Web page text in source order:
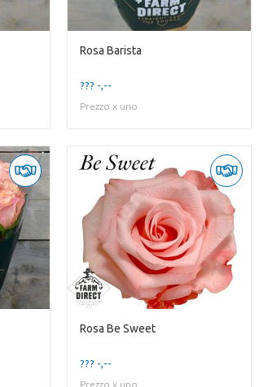
Rosa Barista
??? -,--
Prezzo x uno
Rosa Be Sweet
??? -,--
Prezzo x uno